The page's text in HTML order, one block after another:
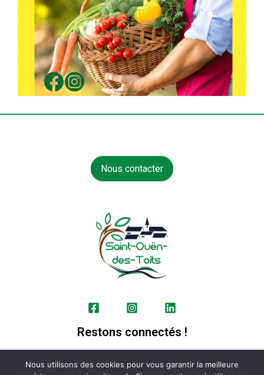
Nous contacter
Restons connectés !
Nous utilisons des cookies pour vous garantir la meilleure